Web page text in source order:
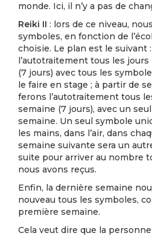
monde. Ici, il n’y a pas de
Reiki II : lors de ce niveau,
symboles, en fonction de
choisie. Le plan est le suivant
l’autotraitement tous les
(7 jours) avec tous les
le faire en stage ; à partir de
ferons l’autotraitement tous
semaine (7 jours), avec un
semaine. Un seul symbole
les mains, dans l’air, dans
semaine suivante sera un
suite pour arriver au nombre
nous avons reçus.
Enfin, la dernière semaine
nouveau tous les symboles,
première semaine.
Cela veut dire que la